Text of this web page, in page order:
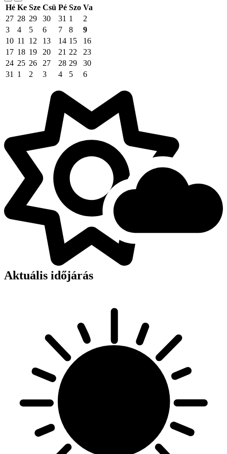
Hé Ke Sze Csü Pé Szo Va
27 28 29 30 31 1
2
3
4 5 6 7 8
9
10 11 12 13 14 15
16
17 18 19 20 21 22
23
24 25 26 27 28 29
30
31
1 2 3 4 5 6
Aktuális időjárás